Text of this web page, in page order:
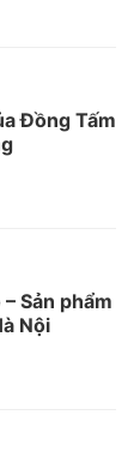
Đồng Tấm
Sản phẩm
Nội